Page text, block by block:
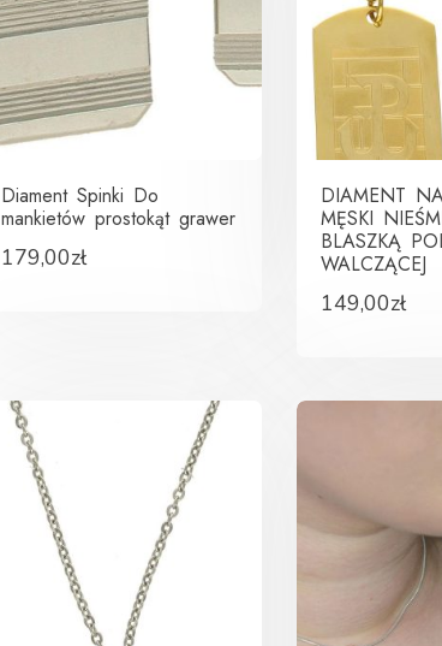
Diament Spinki Do
mankietów prostokąt grawer
179,00zł
DIAMENT
MĘSKI
BLASZKĄ
WALCZĄCEJ
149,00zł